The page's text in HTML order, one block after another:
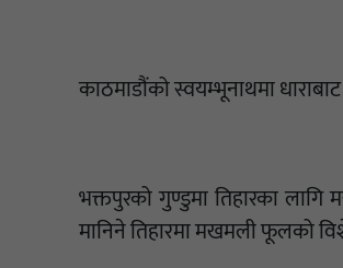
काठमाडौंको स्वयम्भूनाथमा धाराबाट
भक्तपुरको गुण्डुमा तिहारका लागि
मानिने तिहारमा मखमली फूलको